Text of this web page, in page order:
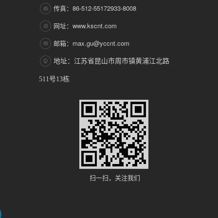
传真：86-512-55172933-8008
网址：www.kscnt.com
邮箱：max.gu@yccnt.com
地址：江苏省昆山市周市镇黄浦江北路
511号13栋
扫一扫，关注我们